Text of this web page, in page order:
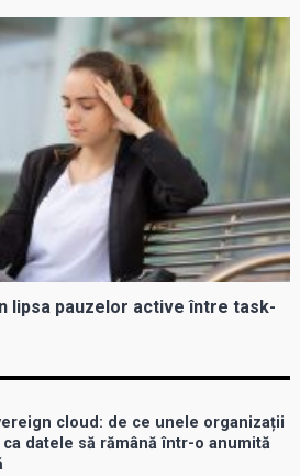
lipsa pauzelor active între task-
cloud: de ce unele organizații
ca datele să rămână într-o anumită